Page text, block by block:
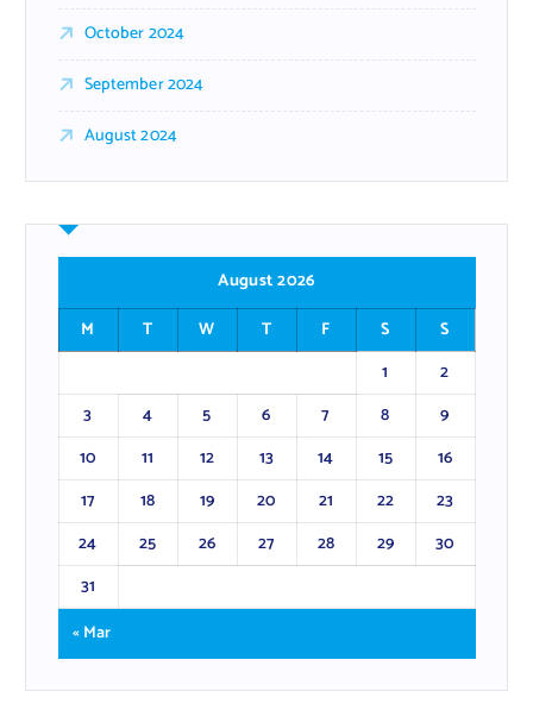
October 2024
September 2024
August 2024
August 2026
M
T W T F S
S
1
2
3
4 5 6 7 8
9
10
11 12 13 14 15
16
17
18 19 20 21 22
23
24
25 26 27 28 29
30
31
« Mar